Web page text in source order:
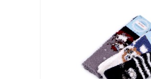
NAGYKERESKEDELEM
MÉRETTÁBLÁZAT